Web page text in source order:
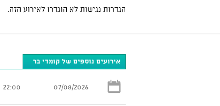
הגדרות נגישות לא הוגדרו לאירוע הזה.
אירועים נוספים של קומדי בר
07/08/2026
22:00